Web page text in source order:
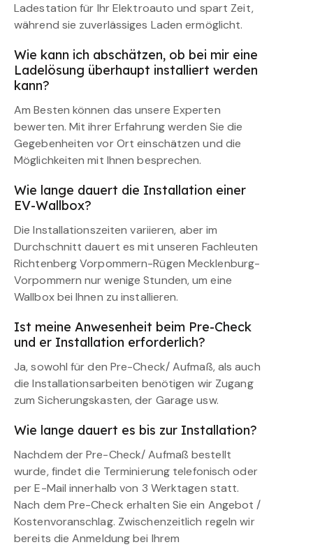
Ladestation für Ihr Elektroauto und spart Zeit,
während sie zuverlässiges Laden ermöglicht.
Wie kann ich abschätzen, ob bei mir eine
Ladelösung überhaupt installiert werden
kann?
Am Besten können das unsere Experten
bewerten. Mit ihrer Erfahrung werden Sie die
Gegebenheiten vor Ort einschätzen und die
Möglichkeiten mit Ihnen besprechen.
Wie lange dauert die Installation einer
EV-Wallbox?
Die Installationszeiten variieren, aber im
Durchschnitt dauert es mit unseren Fachleuten
Richtenberg Vorpommern-Rügen Mecklenburg-
Vorpommern nur wenige Stunden, um eine
Wallbox bei Ihnen zu installieren.
Ist meine Anwesenheit beim Pre-Check
und er Installation erforderlich?
Ja, sowohl für den Pre-Check/ Aufmaß, als auch
die Installationsarbeiten benötigen wir Zugang
zum Sicherungskasten, der Garage usw.
Wie lange dauert es bis zur Installation?
Nachdem der Pre-Check/ Aufmaß bestellt
wurde, findet die Terminierung telefonisch oder
per E-Mail innerhalb von 3 Werktagen statt.
Nach dem Pre-Check erhalten Sie ein Angebot /
Kostenvoranschlag. Zwischenzeitlich regeln wir
bereits die Anmeldung bei Ihrem